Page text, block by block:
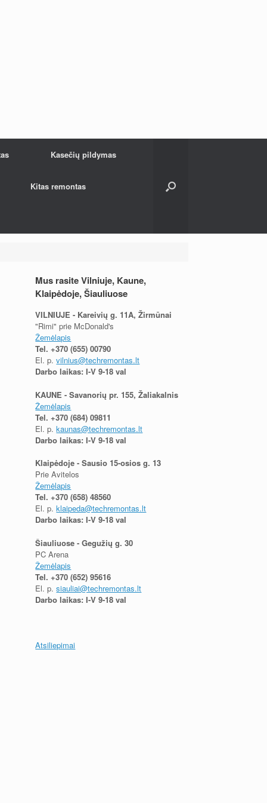
Kasečių pildymas
Kitas remontas
Mus rasite Vilniuje, Kaune,
Klaipėdoje, Šiauliuose
VILNIUJE - Kareivių g. 11A, Žirmūnai
"Rimi" prie McDonald's
Žemėlapis
Tel.+370 (655) 00790
El. p.vilnius@techremontas.lt
Darbo laikas: I-V 9-18 val
KAUNE - Savanorių pr. 155, Žaliakalnis
Žemėlapis
Tel.+370 (684) 09811
El. p.kaunas@techremontas.lt
Darbo laikas: I-V 9-18 val
Klaipėdoje - Sausio 15-osios g. 13
Prie Avitelos
Žemėlapis
Tel.+370 (658) 48560
El. p.klaipeda@techremontas.lt
Darbo laikas: I-V 9-18 val
Šiauliuose - Gegužių g. 30
PC Arena
Žemėlapis
Tel.+370 (652) 95616
El. p.siauliai@techremontas.lt
Darbo laikas: I-V 9-18 val
Atsiliepimai